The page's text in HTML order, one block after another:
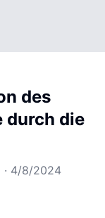
des
durch die
· 4/8/2024